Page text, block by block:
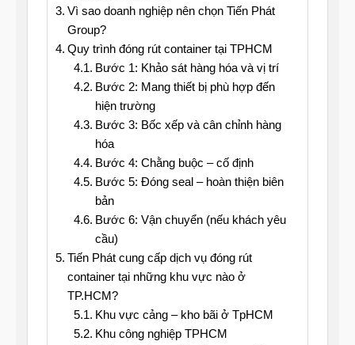
Vì sao doanh nghiệp nên chọn Tiến Phát
Group?
Quy trình đóng rút container tại TPHCM
Bước 1: Khảo sát hàng hóa và vị trí
Bước 2: Mang thiết bị phù hợp đến
hiện trường
Bước 3: Bốc xếp và cân chỉnh hàng
hóa
Bước 4: Chằng buộc – cố định
Bước 5: Đóng seal – hoàn thiện biên
bản
Bước 6: Vận chuyển (nếu khách yêu
cầu)
Tiến Phát cung cấp dịch vụ đóng rút
container tại những khu vực nào ở
TP.HCM?
Khu vực cảng – kho bãi ở TpHCM
Khu công nghiệp TPHCM